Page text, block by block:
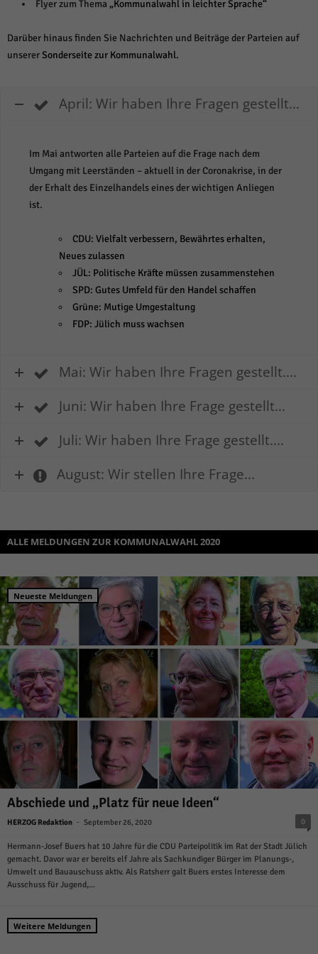
Flyer zum Thema„Kommunalwahl in leichter Sprache“
Darüber hinaus finden Sie Nachrichten und Beiträge der Parteien auf
unsererSonderseite zur Kommunalwahl.
April: Wir haben Ihre Fragen gestellt…
Im Mai antworten alle Parteien auf die Frage nach dem
Umgang mit Leerständen – aktuell in der Coronakrise, in der
der Erhalt des Einzelhandels eines der wichtigen Anliegen
ist.
CDU: Vielfalt verbessern, Bewährtes erhalten,
Neues zulassen
JÜL: Politische Kräfte müssen zusammenstehen
SPD: Gutes Umfeld für den Handel schaffen
Grüne: Mutige Umgestaltung
FDP: Jülich muss wachsen
Mai: Wir haben Ihre Fragen gestellt....
Juni: Wir haben Ihre Frage gestellt...
Juli: Wir haben Ihre Frage gestellt....
August: Wir stellen Ihre Frage...
ALLE MELDUNGEN ZUR KOMMUNALWAHL 2020
Neueste Meldungen
Abschiede und „Platz für neue Ideen“
HERZOG Redaktion - September 26, 2020 0
Hermann-Josef Buers hat 10 Jahre für die CDU Parteipolitik im Rat der Stadt Jülich
gemacht. Davor war er bereits elf Jahre als Sachkundiger Bürger im Planungs-,
Umwelt und Bauauschuss aktiv. Als Ratsherr galt Buers erstes Interesse dem
Ausschuss für Jugend,...
Weitere Meldungen
Alle akzeptieren Speichern und weiter
Essenziell (1)
Cookie-Informationen anzeigen
Statistiken (1)
Statistik Cookies erfassen Informationen anonym. Diese Informationen helfen
Cookie-Informationen anzeigen
Marketing (1)
Marketing-Cookies werden von Drittanbietern oder Publishern verwendet,
um personalisierte Werbung anzuzeigen. Sie tun dies, indem sie Besucher
über Websites hinweg verfolgen.
Externe Medien (6)
standardmäßig blockiert. Wenn Cookies von externen Medien akzeptiert
werden, bedarf der Zugriff auf diese Inhalte keiner manuellen Einwilligung
Cookie-Informationen anzeigen
powered by Borlabs Cookie Datenschutzerklärung